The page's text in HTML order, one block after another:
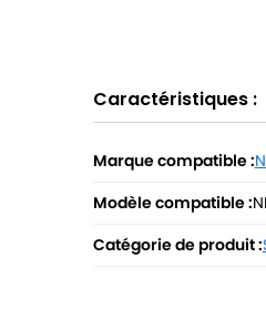
Caractéristiques :
Marque compatible :
Modèle compatible :
Catégorie de produit :